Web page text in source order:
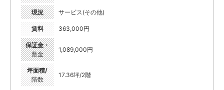
現況 サービス(その他)
賃料 363,000円
保証金・
敷金
1,089,000円
坪面積/
階数
17.36坪/2階